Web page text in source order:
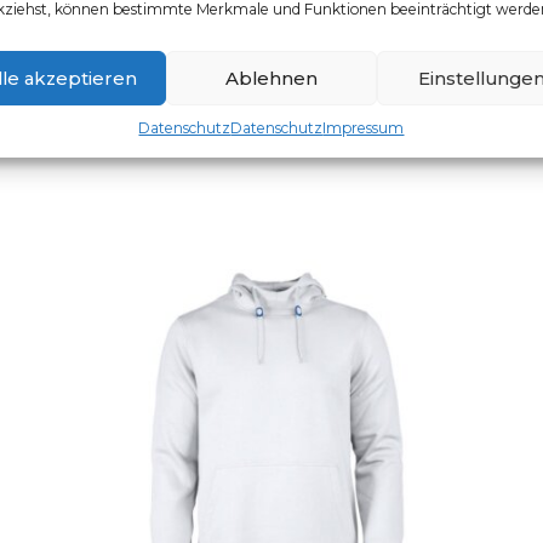
können bestimmte Merkmale und Funktionen beeinträchtigt
akzeptieren Ablehnen Einstellungen
DatenschutzDatenschutzImpressum
HERREN-SWEATJACKE
Dieses Produkt weist